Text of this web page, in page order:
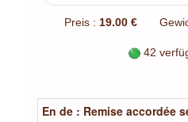
Preis : 19.00 €
42
En de : Remise accordée